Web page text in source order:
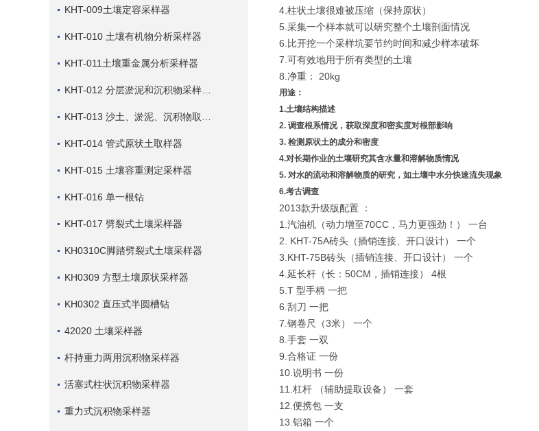
KHT-009土壤定容采样器
KHT-010 土壤有机物分析采样器
KHT-011土壤重金属分析采样器
KHT-014 管式原状土取样器
KHT-015 土壤容重测定采样器
KHT-016 单一根钻
KHT-017 劈裂式土壤采样器
KH0310C脚踏劈裂式土壤采样器
KH0309 方型土壤原状采样器
KH0302 直压式半圆槽钻
42020 土壤采样器
杆持重力两用沉积物采样器
活塞式柱状沉积物采样器
重力式沉积物采样器
4.柱状土壤很难被压缩（保持原状）
5.采集一个样本就可以研究整个土壤剖面情况
6.比开挖一个采样坑要节约时间和减少样本破坏
7.可有效地用于所有类型的土壤
8.净重： 20kg
用途：
1.土壤结构描述
2. 调查根系情况，获取深度和密实度对根部影响
3. 检测原状土的成分和密度
4.对长期作业的土壤研究其含水量和溶解物质情况
5. 对水的流动和溶解物质的研究，如土壤中水分快速流失现象
6.考古调查
2013款升级版配置 ：
1.汽油机（动力增至70CC，马力更强劲！） 一台
2. KHT-75A砖头（插销连接、开口设计） 一个
3.KHT-75B砖头（插销连接、开口设计） 一个
4.延长杆（长：50CM，插销连接） 4根
5.T 型手柄 一把
6.刮刀 一把
7.钢卷尺（3米） 一个
8.手套 一双
9.合格证 一份
10.说明书 一份
11.杠杆 （辅助提取设备） 一套
12.便携包 一支
13.铝箱 一个